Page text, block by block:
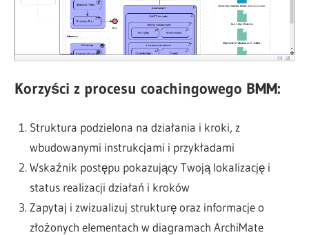
Korzyści z procesu coachingowego BMM:
Struktura podzielona na działania i kroki, z
wbudowanymi instrukcjami i przykładami
Wskaźnik postępu pokazujący Twoją lokalizację i
status realizacji działań i kroków
Zapytaj i zwizualizuj strukturę oraz informacje o
złożonych elementach w diagramach ArchiMate